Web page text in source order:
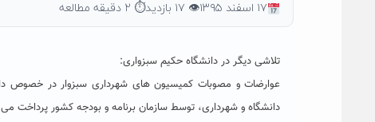
۱۷ اسفند ۱۳۹۵ 👁 ۱۷ بازدید ⏱ ۲ دقیقه مطالعه
تلاشی دیگر در دانشگاه حکیم سبزواری:
دانشگاه و شهرداری، توسط سازمان برنامه و بودجه کشور پرداخت